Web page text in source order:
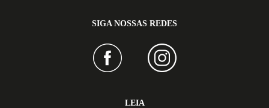
SIGA NOSSAS REDES
LEIA